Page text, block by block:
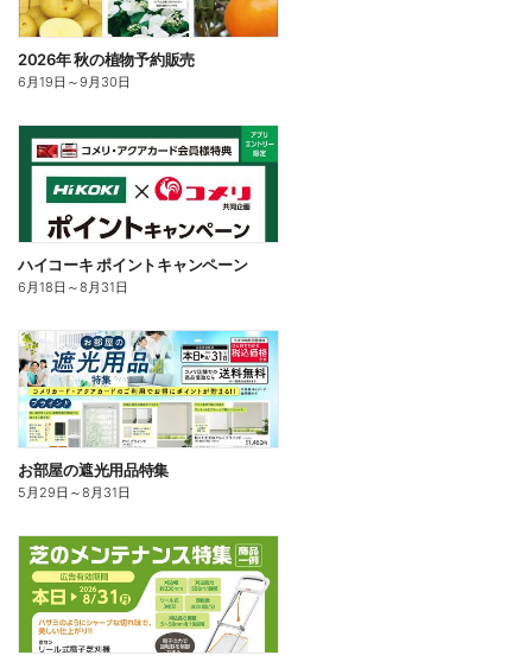
2026年 秋の植物予約販売
6月19日 ～9月30日
ハイコーキ ポイントキャンペーン
6月18日 ～8月31日
お部屋の遮光用品特集
5月29日 ～8月31日